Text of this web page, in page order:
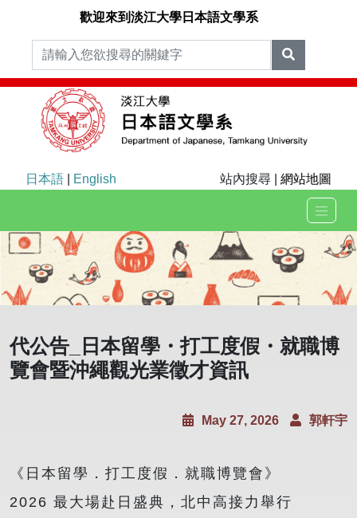
歡迎來到淡江大學日本語文學系
日本語 English 站內搜尋 | 網站地圖
代公告_日本留學・打工度假・就職博
覽會暨沖繩觀光業徵才資訊
May 27, 2026 郭軒宇
《日本留學．打工度假．就職博覽會》
2026 最大場赴日盛典，北中高接力舉行